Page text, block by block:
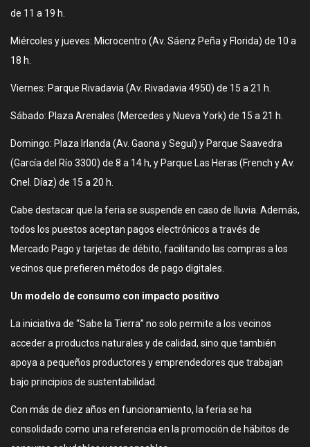
de 11 a 19 h.
Miércoles y jueves: Microcentro (Av. Sáenz Peña y Florida) de 10 a
18 h.
Viernes: Parque Rivadavia (Av. Rivadavia 4950) de 15 a 21 h.
Sábado: Plaza Arenales (Mercedes y Nueva York) de 15 a 21 h.
Domingo: Plaza Irlanda (Av. Gaona y Seguí) y Parque Saavedra
(García del Río 3300) de 8 a 14 h, y Parque Las Heras (French y Av.
Cnel. Díaz) de 15 a 20 h.
Cabe destacar que la feria se suspende en caso de lluvia. Además,
todos los puestos aceptan pagos electrónicos a través de
Mercado Pago y tarjetas de débito, facilitando las compras a los
vecinos que prefieren métodos de pago digitales.
Un modelo de consumo con impacto positivo
La iniciativa de “Sabe la Tierra” no solo permite a los vecinos
acceder a productos naturales y de calidad, sino que también
apoya a pequeños productores y emprendedores que trabajan
bajo principios de sustentabilidad.
Con más de diez años en funcionamiento, la feria se ha
consolidado como una referencia en la promoción de hábitos de